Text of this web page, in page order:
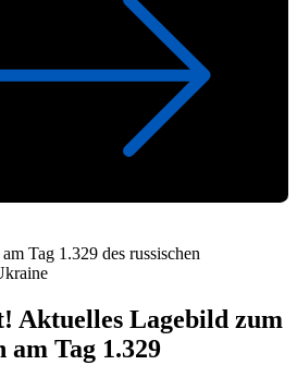
Tag 1.329 des russischen
Aktuelles Lagebild zum
am Tag 1.329